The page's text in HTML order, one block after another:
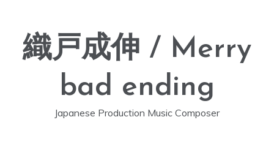
content織戸成伸 / Merry
bad ending
Japanese Production Music Composer